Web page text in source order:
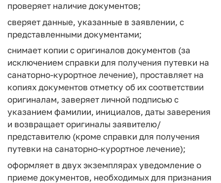
проверяет наличие документов;
сверяет данные, указанные в заявлении, с
представленными документами;
снимает копии с оригиналов документов (за
исключением справки для получения путевки на
санаторно-курортное лечение), проставляет на
копиях документов отметку об их соответствии
оригиналам, заверяет личной подписью с
указанием фамилии, инициалов, даты заверения
и возвращает оригиналы заявителю/
представителю (кроме справки для получения
путевки на санаторно-курортное лечение);
оформляет в двух экземплярах уведомление о
приеме документов, необходимых для признания